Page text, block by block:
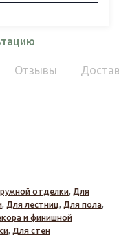
Отзывы
отделки, Для
, Для лестниц, Для пола,
и финишной
, Для стен